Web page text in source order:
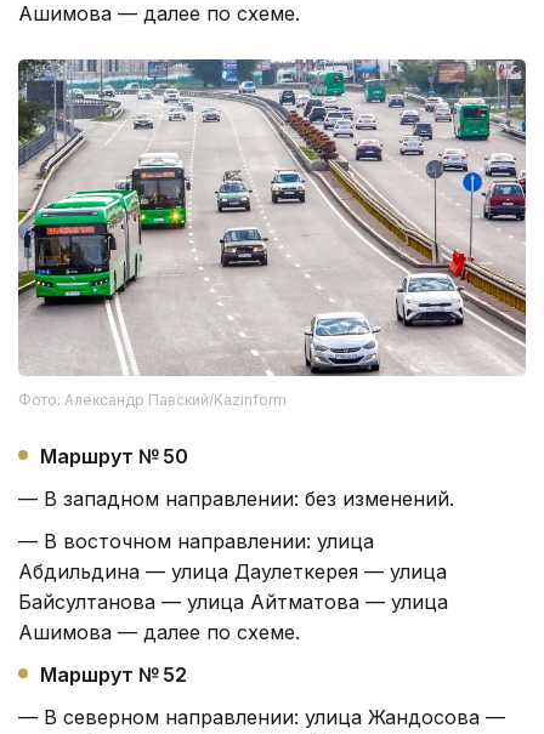
Ашимова — далее по схеме.
Фото: Александр Павский/Kazinform
Маршрут № 50
— В западном направлении: без изменений.
— В восточном направлении: улица
Абдильдина — улица Даулеткерея — улица
Байсултанова — улица Айтматова — улица
Ашимова — далее по схеме.
Маршрут № 52
— В северном направлении: улица Жандосова —